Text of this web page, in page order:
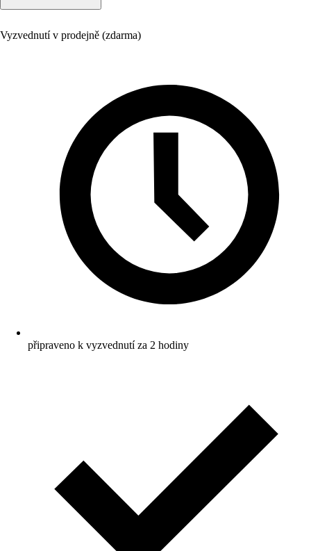
Vyzvednutí v prodejně (zdarma)
připraveno k vyzvednutí za 2 hodiny